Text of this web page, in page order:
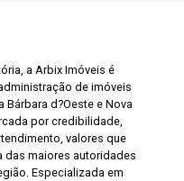
a Arbix Imóveis é
de imóveis
Bárbara d?Oeste e Nova
por credibilidade,
valores que
das maiores autoridades
Especializada em